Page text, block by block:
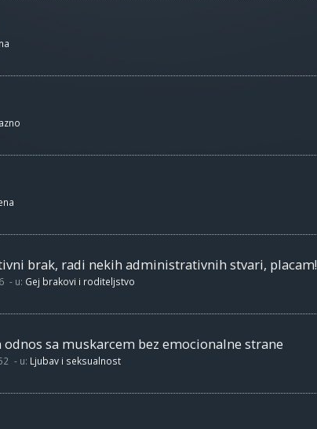
brak, radi nekih administrativnih stvari, placam!
- u: Gej brakovi i roditeljstvo
sa muskarcem bez emocionalne strane
- u: Ljubav i seksualnost